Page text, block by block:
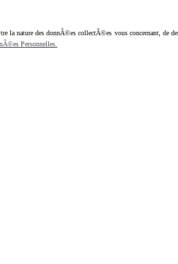
des donnÃ©es collectÃ©es vous concernant, de
Personnelles.